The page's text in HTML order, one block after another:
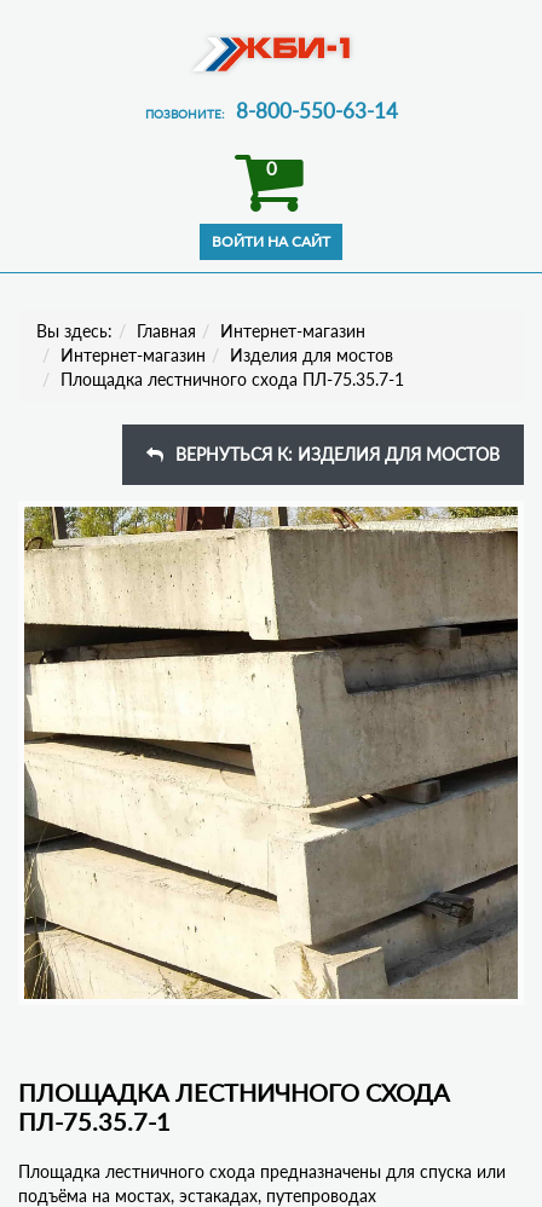
ПОЗВОНИТЕ: 8-800-550-63-14
0
Вы здесь: Главная
Интернет-магазин
Интернет-магазин
Изделия для мостов
Площадка лестничного схода ПЛ-75.35.7-1
ВЕРНУТЬСЯ К: ИЗДЕЛИЯ ДЛЯ МОСТОВ
ПЛОЩАДКА ЛЕСТНИЧНОГО СХОДА
ПЛ-75.35.7-1
Площадка лестничного схода предназначены для спуска или
подъёма на мостах, эстакадах, путепроводах